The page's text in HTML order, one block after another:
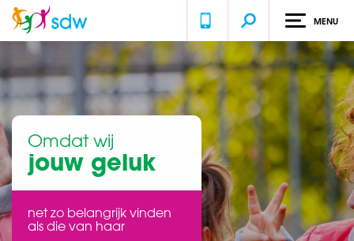
MENU
Omdat wij
jouw geluk
net zo belangrijk vinden
als die van haar
jouw
ontwikkeling
net zo belangrijk vinden